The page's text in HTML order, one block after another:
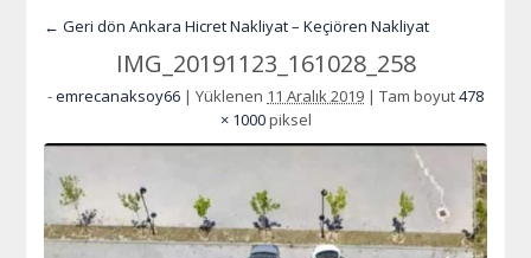
← Geri dön Ankara Hicret Nakliyat – Keçiören Nakliyat
IMG_20191123_161028_258
-emrecanaksoy66 | Yüklenen 11 Aralık 2019 | Tam boyut478
× 1000piksel